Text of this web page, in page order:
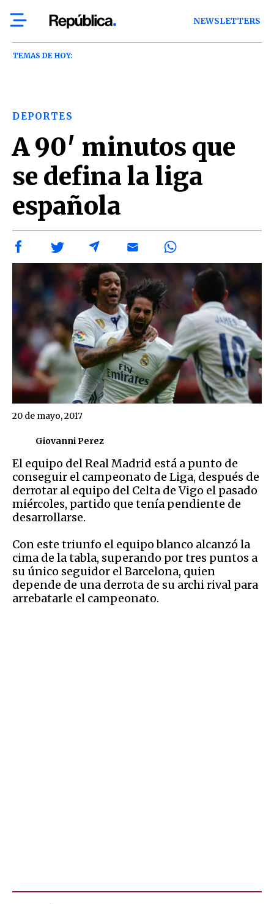
NEWSLETTERS
TEMAS DE HOY:
DEPORTES
A 90′ minutos que
se defina la liga
española
Giovanni Perez
20 de mayo, 2017
El equipo del Real Madrid está a punto de
conseguir el campeonato de Liga, después de
derrotar al equipo del Celta de Vigo el pasado
miércoles, partido que tenía pendiente de
desarrollarse.
Con este triunfo el equipo blanco alcanzó la
cima de la tabla, superando por tres puntos a
su único seguidor el Barcelona, quien
depende de una derrota de su archi rival para
arrebatarle el campeonato.